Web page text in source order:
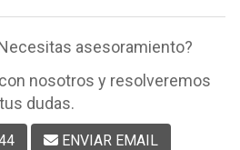
asesoramiento?
nosotros y resolveremos
tus dudas.
ENVIAR EMAIL